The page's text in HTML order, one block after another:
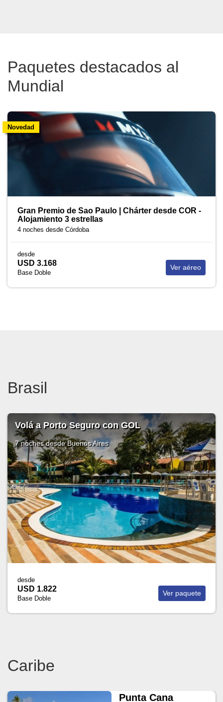
Paquetes destacados al
Mundial
Novedad
Gran Premio de Sao Paulo | Chárter desde COR -
Alojamiento 3 estrellas
4 noches desde Córdoba
desde
USD 3.168
Base Doble
Ver aéreo
Brasil
Volá a Porto Seguro con GOL
7 nochesdesde Buenos Aires
desde
USD 1.822
Base Doble
Ver paquete
Caribe
Punta Cana